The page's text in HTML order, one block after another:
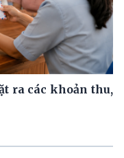
ra các khoản thu,